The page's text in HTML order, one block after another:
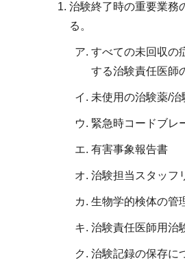
治験終了時の重要業務
る。
すべての未回収の
する治験責任医師
未使用の治験薬/
緊急時コードブレ
有害事象報告書
治験担当スタッフ
生物学的検体の管
治験責任医師用治
治験記録の保存に